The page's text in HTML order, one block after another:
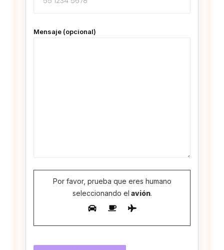
Mensaje (opcional)
Por favor, prueba que eres humano
seleccionando el avión.